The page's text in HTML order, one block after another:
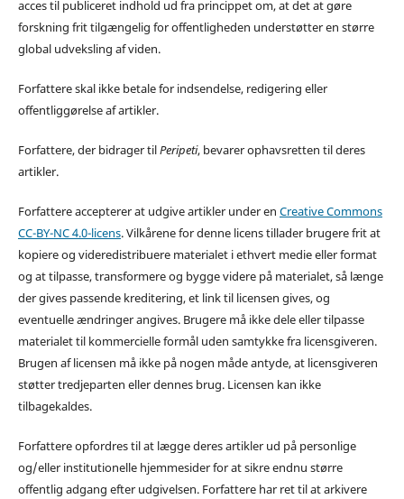
acces til publiceret indhold ud fra princippet om, at det at gøre
forskning frit tilgængelig for offentligheden understøtter en større
global udveksling af viden.
Forfattere skal ikke betale for indsendelse, redigering eller
offentliggørelse af artikler.
Forfattere, der bidrager tilPeripeti, bevarer ophavsretten til deres
artikler.
Forfattere accepterer at udgive artikler under en Creative Commons
CC-BY-NC 4.0-licens. Vilkårene for denne licens tillader brugere frit at
kopiere og videredistribuere materialet i ethvert medie eller format
og at tilpasse, transformere og bygge videre på materialet, så længe
der gives passende kreditering, et link til licensen gives, og
eventuelle ændringer angives. Brugere må ikke dele eller tilpasse
materialet til kommercielle formål uden samtykke fra licensgiveren.
Brugen af licensen må ikke på nogen måde antyde, at licensgiveren
støtter tredjeparten eller dennes brug. Licensen kan ikke
tilbagekaldes.
Forfattere opfordres til at lægge deres artikler ud på personlige
og/eller institutionelle hjemmesider for at sikre endnu større
offentlig adgang efter udgivelsen. Forfattere har ret til at arkivere